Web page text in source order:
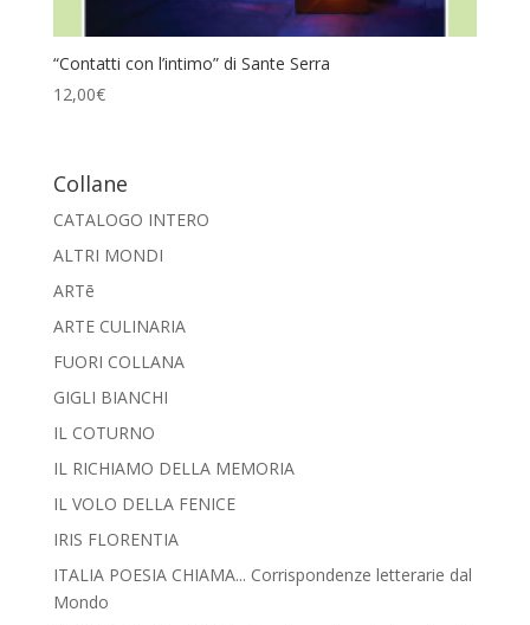
“Contatti con l’intimo” di Sante Serra
12,00€
Collane
CATALOGO INTERO
ALTRI MONDI
ARTē
ARTE CULINARIA
FUORI COLLANA
GIGLI BIANCHI
IL COTURNO
IL RICHIAMO DELLA MEMORIA
IL VOLO DELLA FENICE
IRIS FLORENTIA
ITALIA POESIA CHIAMA... Corrispondenze letterarie dal
Mondo